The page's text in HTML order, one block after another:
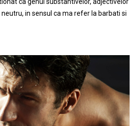
ca genul substantivelor, adjectivelor
in sensul ca ma refer la barbati si